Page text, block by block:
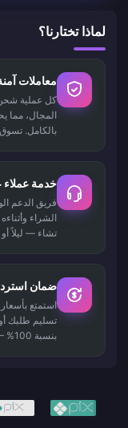
لماذا تختارنا؟
معاملات آمنة
كل عملية
المجال، مما
بالكامل. تسوق بثقة
خدمة عملاء
فريق الدعم
الشراء
تشاء — ليلاً أو
ضمان
استمتع
تسليم طلبك
بنسبة 100% — أموالك محمية دائماً.